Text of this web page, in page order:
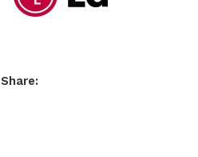
Share: